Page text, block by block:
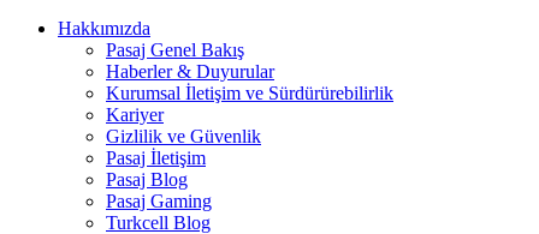
Hakkımızda
Pasaj Genel Bakış
Haberler & Duyurular
Kurumsal İletişim ve Sürdürürebilirlik
Kariyer
Gizlilik ve Güvenlik
Pasaj İletişim
Pasaj Blog
Pasaj Gaming
Turkcell Blog